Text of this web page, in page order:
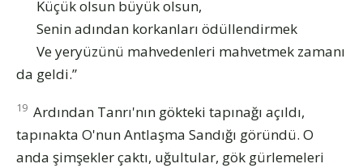
Küçük olsun büyük olsun,
Senin adından korkanları ödüllendirmek
Ve yeryüzünü mahvedenleri mahvetmek zamanı
da geldi.”
19 Ardından Tanrı'nın gökteki tapınağı açıldı,
tapınakta O'nun Antlaşma Sandığı göründü. O
anda şimşekler çaktı, uğultular, gök gürlemeleri